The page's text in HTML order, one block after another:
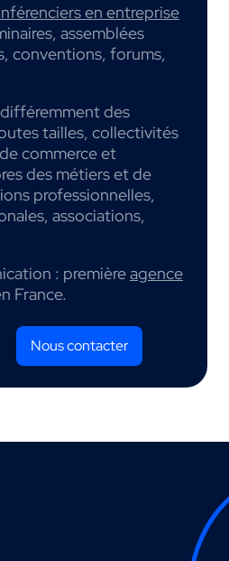
en entreprise
assemblées
conventions, forums,
des
tailles, collectivités
commerce et
des métiers et de
professionnelles,
associations,
: premièreagence
France.
Nous contacter